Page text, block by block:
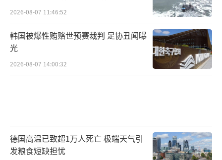
如此
2026-08-07 11:46:52
韩国被爆性贿赂世预赛裁判 足协丑闻曝
光
2026-08-07 14:00:32
德国高温已致超1万人死亡 极端天气引
发粮食短缺担忧